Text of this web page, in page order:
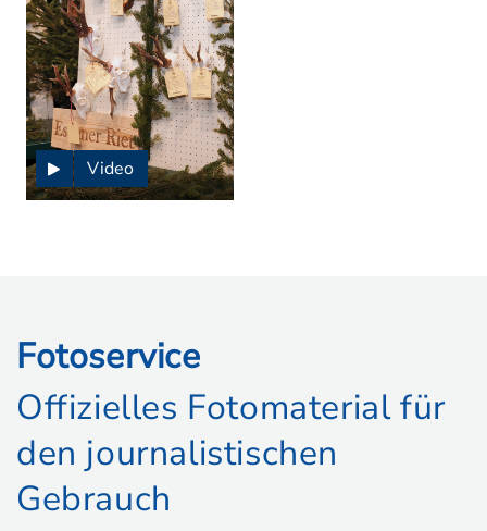
Video
Fotoservice
Offizielles Fotomaterial für
den journalistischen
Gebrauch